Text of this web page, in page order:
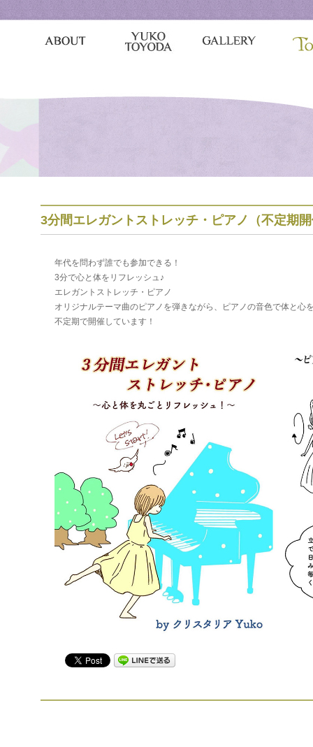
3分間エレガントストレッチ・ピアノ（不定期
年代を問わず誰でも参加できる！
3分で心と体をリフレッシュ♪
エレガントストレッチ・ピアノ
オリジナルテーマ曲のピアノを弾きながら、ピアノの音色で体と心
不定期で開催しています！